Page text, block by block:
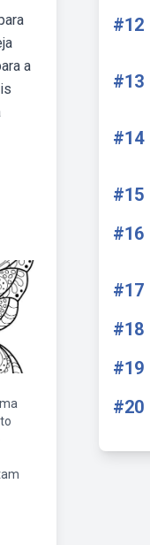
a
#12
#13
#14
#15
#16
#17
#18
#19
#20